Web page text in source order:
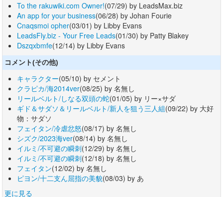
To the rakuwiki.com Owner!(07/29) by LeadsMax.biz
An app for your business(06/28) by Johan Fourie
Cnaqsmoi opher(03/01) by Libby Evans
LeadsFly.biz - Your Free Leads(01/30) by Patty Blakey
Dszqxbmfe(12/14) by Libby Evans
コメント(その他)
キャラクター(05/10) by セメント
クラピカ/海2014ver(08/25) by 名無し
リールベルト/しなる双頭の蛇(01/05) by リー×サダ
ギド＆サダソ＆リールベルト/新人を狙う三人組(09/22) by 大好
物：サダソ
フェイタン/冷虐忿怒(08/17) by 名無し
シズク/2023海ver(08/14) by 名無し
イルミ/不可避の瞬刺(12/29) by 名無し
イルミ/不可避の瞬刺(12/18) by 名無し
フェイタン(12/02) by 名無し
ピヨン/十二支ん屈指の美貌(08/03) by あ
更に見る